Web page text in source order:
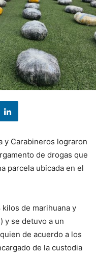
y Carabineros lograron
de drogas que
parcela ubicada en el
de marihuana y
y se detuvo a un
de acuerdo a los
de la custodia